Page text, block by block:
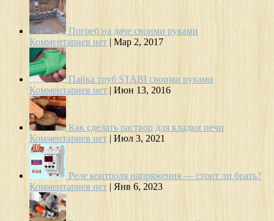
Погреб на даче своими руками
Комментариев нет | Мар 2, 2017
Пайка труб STABI своими руками
Комментариев нет | Июн 13, 2016
Как сделать раствор для кладки печи
Комментариев нет | Июл 3, 2021
Реле контроля напряжения — стоит ли брать?
Комментариев нет | Янв 6, 2023